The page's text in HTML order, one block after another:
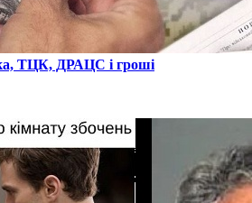
ТЦК, ДРАЦС і гроші